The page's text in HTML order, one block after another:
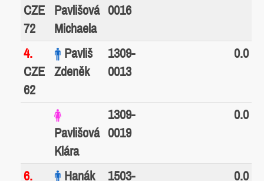
CZE
72
Pavlišová
Michaela
0016
4.
CZE
62
Pavliš
Zdeněk
1309-
0013
0.0
Pavlišová
Klára
1309-
0019
0.0
6.
Hanák
1503-
0.0